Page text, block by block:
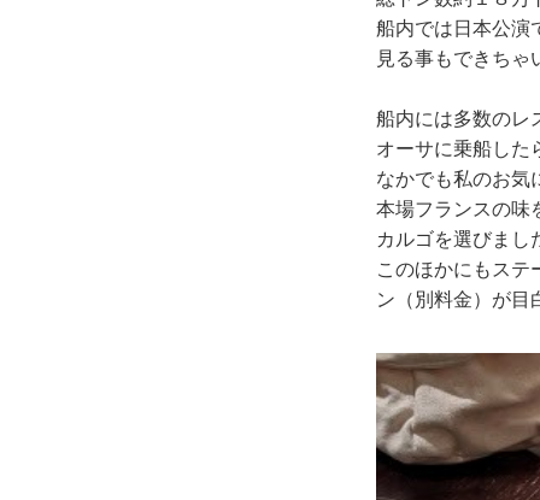
船内では日本公演
見る事もできちゃ
船内には多数のレ
オーサに乗船した
なかでも私のお気
本場フランスの味
カルゴを選びまし
このほかにもステ
ン（別料金）が目